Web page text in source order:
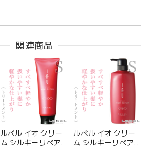
関連商品
ルベル イオ クリー
ム シルキーリペア
ルベル イオ クリー
ム シルキーリペア